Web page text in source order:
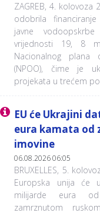
ZAGREB, 4. kolovoza
odobrila
javne
vrijednosti 19, 8
Nacionalnog
(NPOO), čime je
projekata u trećem
EU će Ukrajini
eura kamata od
imovine
06.08.2026 06:05
BRUXELLES, 5.
Europska unija će
milijarde eura
zamrznutom